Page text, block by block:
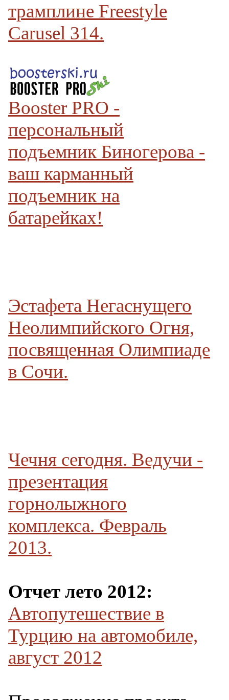
трамплине Freestyle
Carusel 314.
Booster PRO -
персональный
подъемник Биногерова -
ваш карманный
подъемник на
батарейках!
Эстафета Негаснущего
Неолимпийского Огня,
посвященная Олимпиаде
в Сочи.
Чечня сегодня. Ведучи -
презентация
горнолыжного
комплекса. Февраль
2013.
Отчет лето 2012:
Автопутешествие в
Турцию на автомобиле,
август 2012